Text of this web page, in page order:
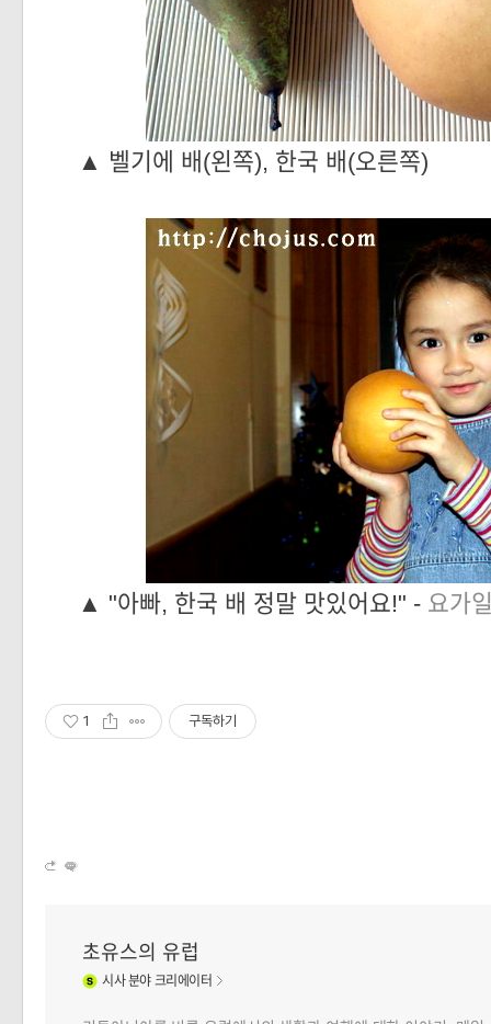
▲ 벨기에 배(왼쪽), 한국 배(오른쪽)
▲ "아빠, 한국 배 정말 맛있어요!" - 요가
1 구독하기
초유스의 유럽
시사분야 크리에이터